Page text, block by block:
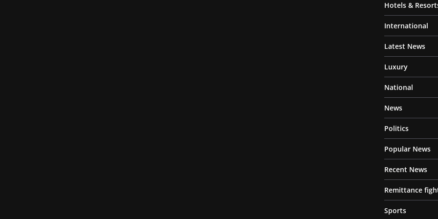
Hotels &
International
Latest News
Luxury
National
News
Politics
Popular News
Recent News
Remittance
Sports